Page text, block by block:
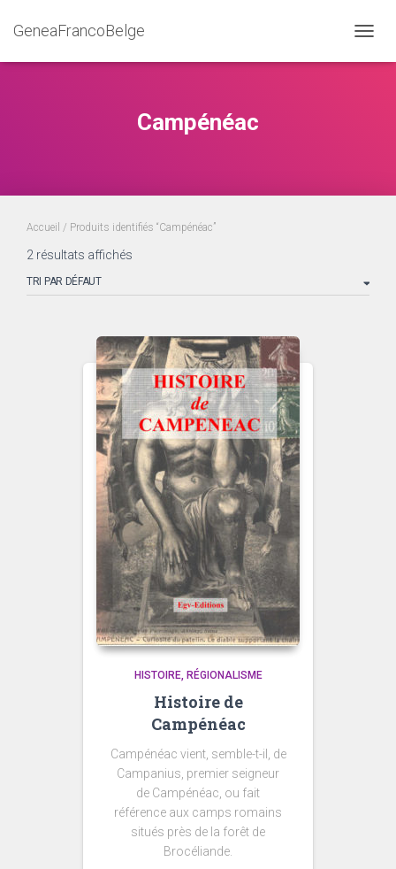
GeneaFrancoBelge
Campénéac
Accueil / Produits identifiés “Campénéac”
2 résultats affichés
HISTOIRE RÉGIONALISME
Histoire de
Campénéac
Campénéac vient, semble-t-il, de
Campanius, premier seigneur
de Campénéac, ou fait
référence aux camps romains
situés près de la forêt de
Brocéliande.